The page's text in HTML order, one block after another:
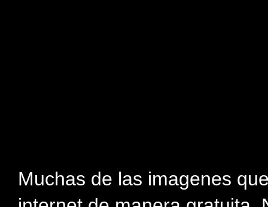
Muchas de las imagenes